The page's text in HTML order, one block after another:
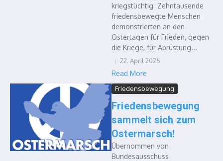
kriegstüchtig Zehntausende
friedensbewegte Menschen
demonstrierten an den
Ostertagen für Frieden, gegen
die Kriege, für Abrüstung...
22. April 2025
Read More
Friedensbewegung
Friedensbewegung
sammelt sich zum
Ostermarsch!
Übernommen von
Bundesausschuss